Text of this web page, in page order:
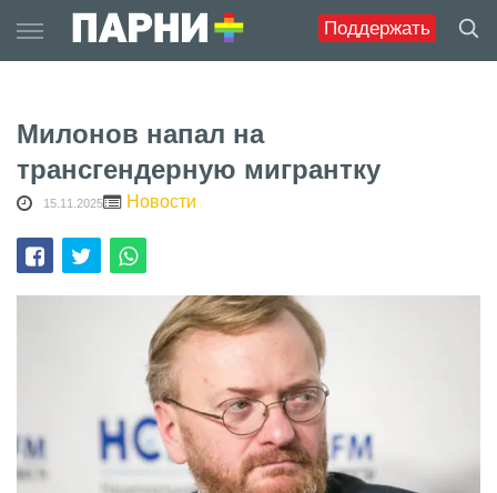
Поддержать
to
content
Милонов напал на
трансгендерную мигрантку
15.11.2025 Новости